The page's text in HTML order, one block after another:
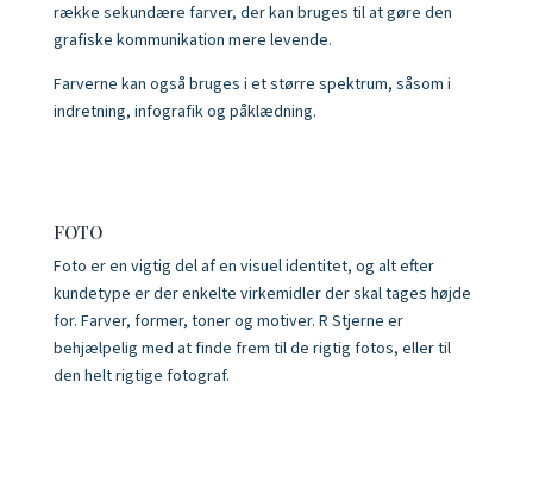
række sekundære farver, der kan bruges til at gøre den
grafiske kommunikation mere levende.
Farverne kan også bruges i et større spektrum, såsom i
indretning, infografik og påklædning.
FOTO
Foto er en vigtig del af en visuel identitet, og alt efter
kundetype er der enkelte virkemidler der skal tages højde
for. Farver, former, toner og motiver. R Stjerne er
behjælpelig med at finde frem til de rigtig fotos, eller til
den helt rigtige fotograf.